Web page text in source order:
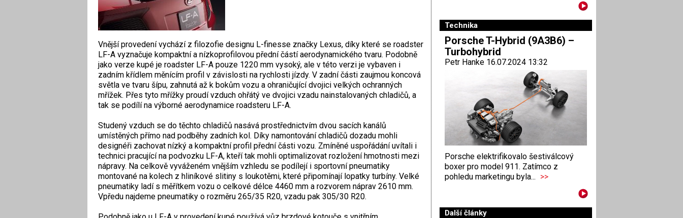
Vnější provedení vychází z filozofie designu L-finesse značky Lexus, díky které se roadster
LF-A vyznačuje kompaktní a nízkoprofilovou přední částí aerodynamického tvaru. Podobně
jako verze kupé je roadster LF-A pouze 1220 mm vysoký, ale v této verzi je vybaven i
zadním křídlem měnícím profil v závislosti na rychlosti jízdy. V zadní části zaujmou koncová
světla ve tvaru šípu, zahnutá až k bokům vozu a ohraničující dvojici velkých ochranných
mřížek. Přes tyto mřížky proudí vzduch ohřátý ve dvojici vzadu nainstalovaných chladičů, a
tak se podílí na výborné aerodynamice roadsteru LF-A.
Studený vzduch se do těchto chladičů nasává prostřednictvím dvou sacích kanálů
umístěných přímo nad podběhy zadních kol. Díky namontování chladičů dozadu mohli
designéři zachovat nízký a kompaktní profil přední části vozu. Zmíněné uspořádání uvítali i
technici pracující na podvozku LF-A, kteří tak mohli optimalizovat rozložení hmotnosti mezi
nápravy. Na celkově vyváženém vnějším vzhledu se podílejí i sportovní pneumatiky
montované na kolech z hliníkové slitiny s loukotěmi, které připomínají lopatky turbíny. Velké
pneumatiky ladí s měřítkem vozu o celkové délce 4460 mm a rozvorem náprav 2610 mm.
Vpředu najdeme pneumatiky o rozměru 265/35 R20, vzadu pak 305/30 R20.
Technika
Porsche T-Hybrid (9A3B6) –
Turbohybrid
Petr Hanke 16.07.2024 13:32
Porsche elektrifikovalo šestiválcový
boxer pro model 911. Zatímco z
pohledu marketingu byla... >>
Další články